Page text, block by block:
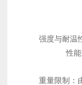
强度与耐温性‌
性
重量限制‌：由